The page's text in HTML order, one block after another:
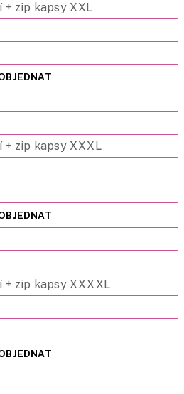
+ zip kapsy XXL
+ zip kapsy XXXL
+ zip kapsy XXXXL